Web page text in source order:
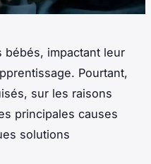
bébés, impactant leur
Pourtant,
sur les raisons
principales causes
solutions